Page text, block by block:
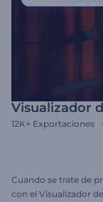
Visualizador
12K+ Exportaciones
Cuando se trate de
con el Visualizador